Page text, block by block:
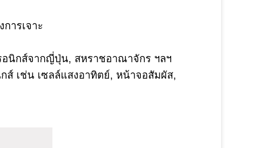
ารเจาะ
อนิกส์จากญี่ปุ่น, สหราชอาณาจักร ฯลฯ
เช่น เซลล์แสงอาทิตย์, หน้าจอสัมผัส,